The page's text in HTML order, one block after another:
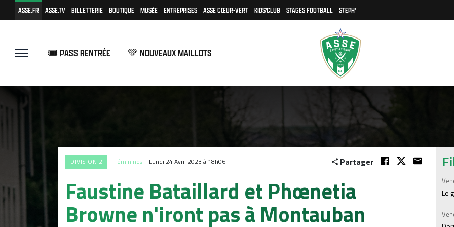
ASSE.FR ASSE.TV BILLETTERIE BOUTIQUE MUSÉE ENTREPRISES ASSE CŒUR-VERT KIDS'CLUB STAGES FOOTBALL STEPH'
🎟️ PASS RENTRÉE 💚 NOUVEAUX MAILLOTS
DIVISION 2 Féminines Lundi 24 Avril 2023 à 18h06 Partager
Faustine Bataillard et Phœnetia
Browne n'iront pas à Montauban
Le